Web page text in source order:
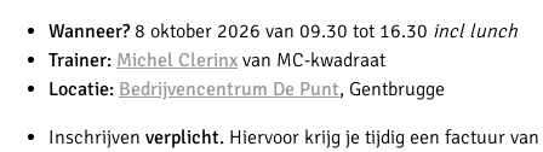
Wanneer?8 oktober 2026 van 09.30 tot 16.30 incl lunch
Trainer: Michel Clerinx van MC-kwadraat
Locatie: Bedrijvencentrum De Punt, Gentbrugge
Inschrijven verplicht. Hiervoor krijg je tijdig een factuur van